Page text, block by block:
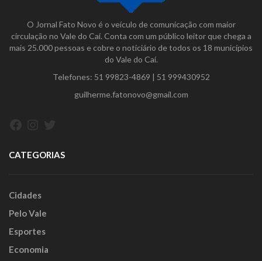
O Jornal Fato Novo é o veículo de comunicação com maior
circulação no Vale do Caí. Conta com um público leitor que chega a
mais 25.000 pessoas e cobre o noticiário de todos os 18 municípios
do Vale do Caí.
Telefones: 51 99823-4869 | 51 999430952
guilherme.fatonovo@gmail.com
CATEGORIAS
Cidades
Pelo Vale
Esportes
Economia